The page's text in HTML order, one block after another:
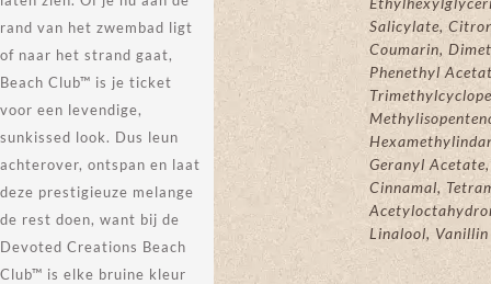
rand van het zwembad ligt
of naar het strand gaat,
Beach Club™ is je ticket
voor een levendige,
sunkissed look. Dus leun
achterover, ontspan en laat
deze prestigieuze melange
de rest doen, want bij de
Devoted Creations Beach
Club™ is elke bruine kleur
Salicylate,
Coumarin,
Phenethyl
Geranyl
Cinnamal,
Linalool, Vanillin